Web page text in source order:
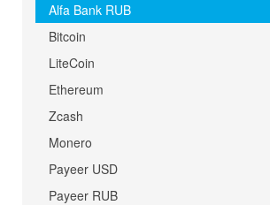
Alfa Bank RUB
Bitcoin
LiteCoin
Ethereum
Zcash
Monero
Payeer USD
Payeer RUB